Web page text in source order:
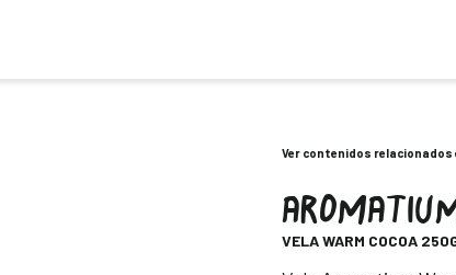
Ver contenidos relacionados
VELA WARM COCOA